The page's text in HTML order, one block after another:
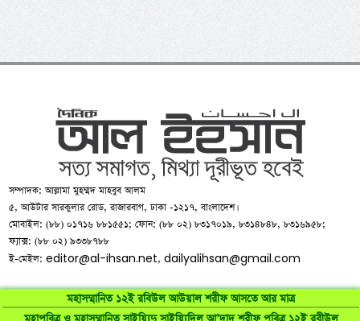
মহাসম্মানিত ১২ই রবিউল আউয়াল শরীফ আসতে আর মাত্র
সম্পাদক: আল্লামা মুহম্মদ মাহবুব আলম
৫, আউটার সারকুলার রোড, রাজারবাগ, ঢাকা -১২১৭, বাংলাদেশ।
মোবাইল: (৮৮) ০১৭১৬ ৮৮১৫৫১; ফোন: (৮৮ ০২) ৮৩১৭০১৯, ৮৩১৪৮৪৮, ৮৩১৬৯৫৮;
ফ্যাক্স: (৮৮ ০২) ৯৩৩৮৭৮৮
ই-মেইল:editor@al-ihsan.net,dailyalihsan@gmail.com